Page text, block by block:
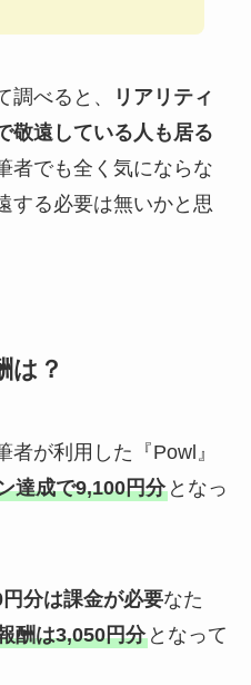
調べると、
リアリティ
敬遠している人も居る
者でも全く気にならな
する必要は無いかと思
は？
が利用した『Powl』
達成で9,100円分となっ
分は課金が必要なた
酬は3,050円分となって